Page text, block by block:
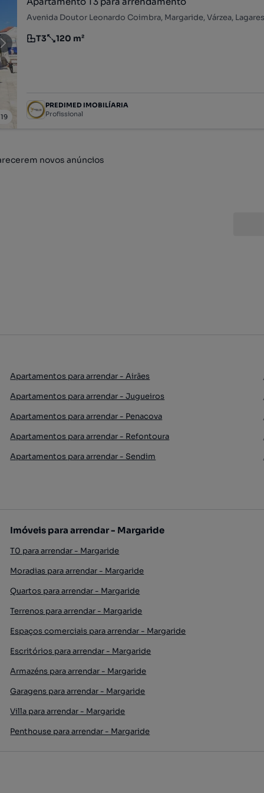
19
Tipologia
T3
Preço por metro quadrado
120 m²
PREDIMED IMOBILÍARIA
Profissional
novos anúncios
Apartamentos para arrendar - Airães
Apartamentos para arrendar - Jugueiros
Apartamentos para arrendar - Penacova
Apartamentos para arrendar - Refontoura
Apartamentos para arrendar - Sendim
Imóveis para arrendar - Margaride
T0 para arrendar - Margaride
Moradias para arrendar - Margaride
Quartos para arrendar - Margaride
Terrenos para arrendar - Margaride
Espaços comerciais para arrendar - Margaride
Escritórios para arrendar - Margaride
Armazéns para arrendar - Margaride
Garagens para arrendar - Margaride
Villa para arrendar - Margaride
Penthouse para arrendar - Margaride